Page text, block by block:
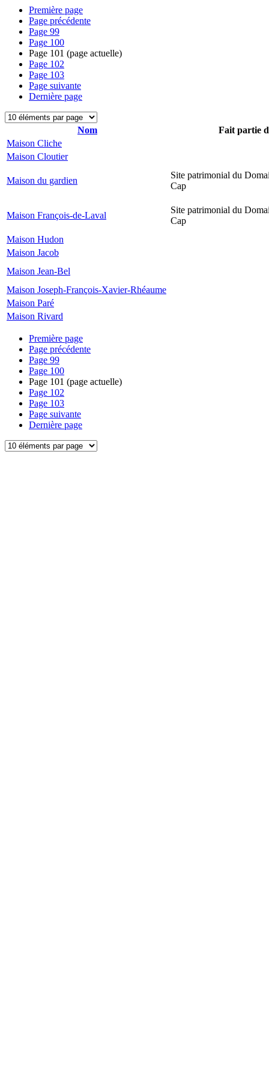
Première page
Page précédente
Page 99
Page 100
Page 101 (page actuelle)
Page 102
Page 103
Page suivante
Dernière page
Nom
Fait partie
Maison Cliche
Maison Cloutier
Maison du gardien
Site patrimonial du
Cap
Maison François-de-Laval
Site patrimonial du
Cap
Maison Hudon
Maison Jacob
Maison Jean-Bel
Maison Joseph-François-Xavier-Rhéaume
Maison Paré
Maison Rivard
Première page
Page précédente
Page 99
Page 100
Page 101 (page actuelle)
Page 102
Page 103
Page suivante
Dernière page